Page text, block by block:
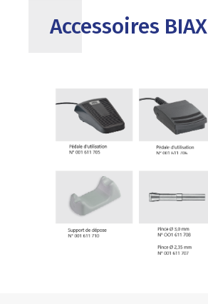
Accessoires BIAX